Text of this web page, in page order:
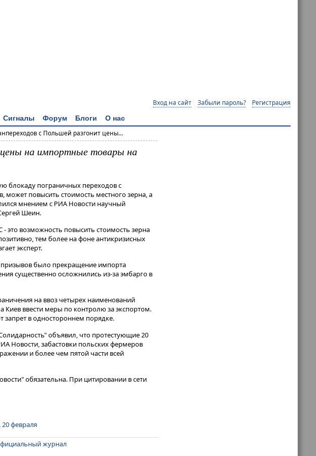
Вход на сайт Забыли пароль? Регистрация
Сигналы Форум Блоги О нас
с Польшей разгонит цены...
цены на импортные товары на
блокаду пограничных переходов с
повысить стоимость местного зерна, а
мнением с РИА Новости научный
Шеин.
возможность повысить стоимость зерна
тем более на фоне антикризисных
эксперт.
было прекращение импорта
существенно осложнились из-за эмбарго в
на ввоз четырех наименований
Киев ввести меры по контролю за экспортом.
в одностороннем порядке.
объявил, что протестующие 20
Новости, забастовки польских фермеров
и более чем пятой части всей
обязательна. При цитировании в сети
февраля
журнал